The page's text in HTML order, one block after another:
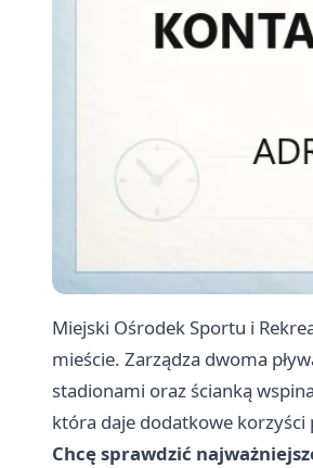
Miejski Ośrodek Sportu i
mieście. Zarządza dwoma
stadionami oraz ścianką
która daje dodatkowe korzyści
Chcę sprawdzić